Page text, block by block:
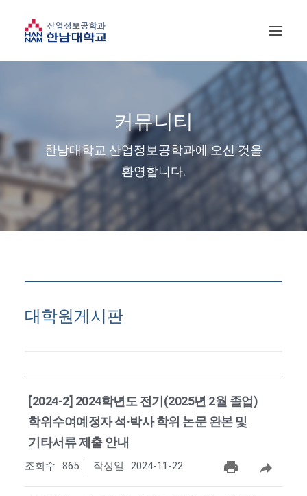
커뮤니티
한남대학교 산업정보공학과에 오신 것을
환영합니다.
대학원게시판
[2024-2] 2024학년도 전기(2025년 2월 졸업)
학위수여예정자 석·박사 학위 논문 완본 및
기타서류 제출 안내
조회수 865 작성일 2024-11-22